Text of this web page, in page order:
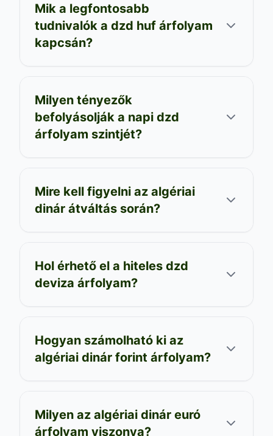
Mik a legfontosabb
tudnivalók a dzd huf árfolyam
kapcsán?
Milyen tényezők
befolyásolják a napi dzd
árfolyam szintjét?
Mire kell figyelni az algériai
dinár átváltás során?
Hol érhető el a hiteles dzd
deviza árfolyam?
Hogyan számolható ki az
algériai dinár forint árfolyam?
Milyen az algériai dinár euró
árfolyam viszonya?